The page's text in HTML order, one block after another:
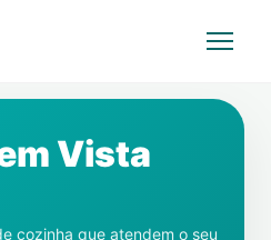
Vista
cozinha que atendem o seu